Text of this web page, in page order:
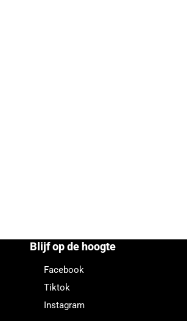
Blijf op de hoogte
Facebook
Tiktok
Instagram